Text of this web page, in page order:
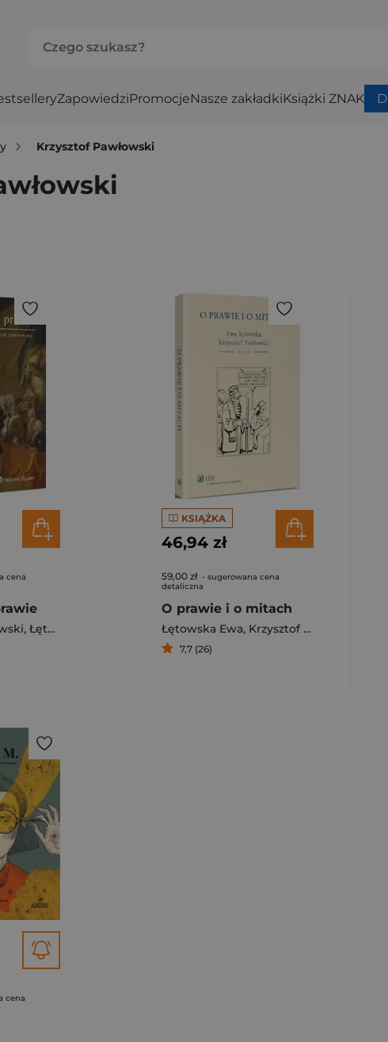
ZapowiedziPromocjeNasze zakładkiKsiążki ZNAK
Krzysztof Pawłowski
cena
, Łętowska Ewa
KSIĄŻKA
46,94 zł
59,00 zł - sugerowana cena
detaliczna
O prawie i o mitach
Łętowska Ewa, Krzysztof Pawłowski
7,7 (26)
cena